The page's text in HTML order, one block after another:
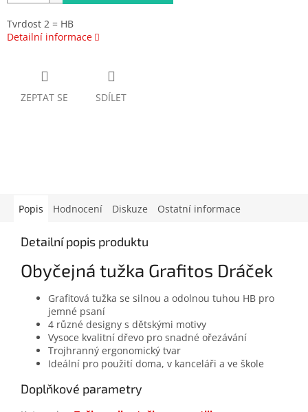
Tvrdost 2 = HB
Detailní informace
ZEPTAT SE SDÍLET
Popis Hodnocení Diskuze Ostatní informace
Detailní popis produktu
Obyčejná tužka Grafitos Dráček
Grafitová tužka se silnou a odolnou tuhou HB pro
jemné psaní
4 různé designy s dětskými motivy
Vysoce kvalitní dřevo pro snadné ořezávání
Trojhranný ergonomický tvar
Ideální pro použití doma, v kanceláři a ve škole
Doplňkové parametry